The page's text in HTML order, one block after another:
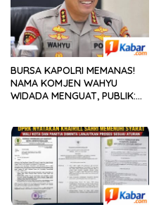
BURSA KAPOLRI MEMANAS!
NAMA KOMJEN WAHYU
WIDADA MENGUAT, PUBLIK: